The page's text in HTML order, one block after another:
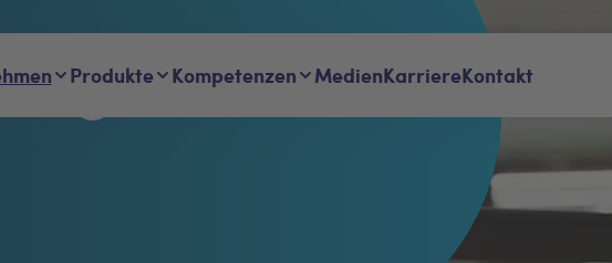
Produkte Kompetenzen MedienKarriereKontakt